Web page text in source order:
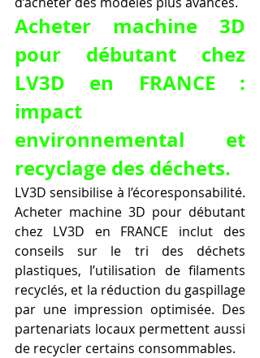
Acheter machine 3D
pour débutant chez
LV3D en FRANCE :
impact
environnemental et
recyclage des déchets.
LV3D sensibilise à l’écoresponsabilité.
Acheter machine 3D pour débutant
chez LV3D en FRANCE inclut des
conseils sur le tri des déchets
plastiques, l’utilisation de filaments
recyclés, et la réduction du gaspillage
par une impression optimisée. Des
partenariats locaux permettent aussi
de recycler certains consommables.